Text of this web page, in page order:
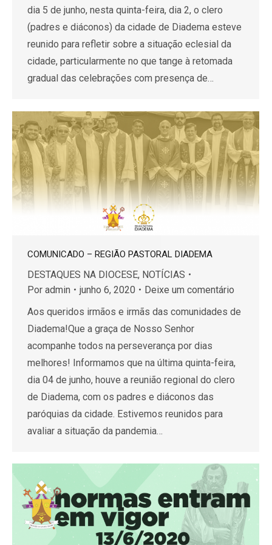
dia 5 de junho, nesta quinta-feira, dia 2, o clero
(padres e diáconos) da cidade de Diadema esteve
reunido para refletir sobre a situação eclesial da
cidade, particularmente no que tange à retomada
gradual das celebrações com presença de…
COMUNICADO – REGIÃO PASTORAL DIADEMA
DESTAQUES NA DIOCESE, NOTÍCIAS
Por admin junho 6, 2020
Deixe um comentário
Aos queridos irmãos e irmãs das comunidades de
Diadema!Que a graça de Nosso Senhor
acompanhe todos na perseverança por dias
melhores! Informamos que na última quinta-feira,
dia 04 de junho, houve a reunião regional do clero
de Diadema, com os padres e diáconos das
paróquias da cidade. Estivemos reunidos para
avaliar a situação da pandemia…